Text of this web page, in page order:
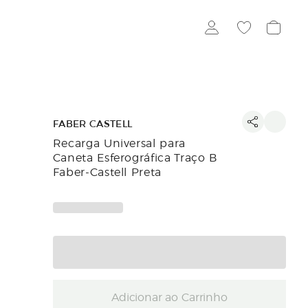
FABER CASTELL
Recarga Universal para
Caneta Esferográfica Traço B
Faber-Castell Preta
Adicionar ao Carrinho